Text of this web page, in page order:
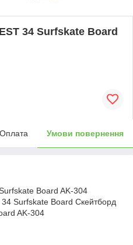
34 Surfskate Board
Оплата Умови повернення
Board AK-304
Surfskate Board Скейтборд
AK-304